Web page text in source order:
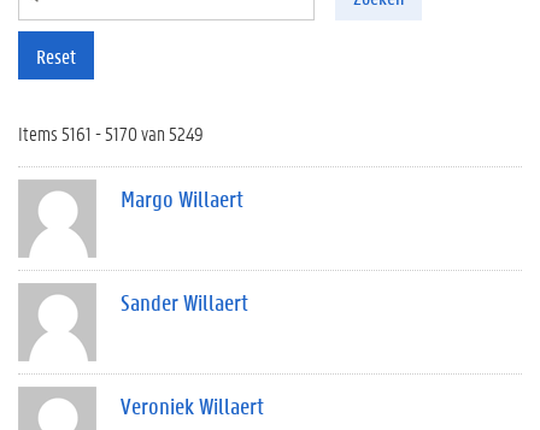
Reset
Items 5161 - 5170 van 5249
Margo Willaert
Sander Willaert
Veroniek Willaert